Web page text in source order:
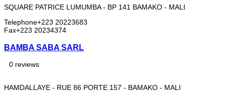
SQUARE PATRICE LUMUMBA - BP 141 BAMAKO - MALI
Telephone+223 20223683
Fax+223 20234374
BAMBA SABA SARL
0 reviews
HAMDALLAYE - RUE 86 PORTE 157 - BAMAKO - MALI